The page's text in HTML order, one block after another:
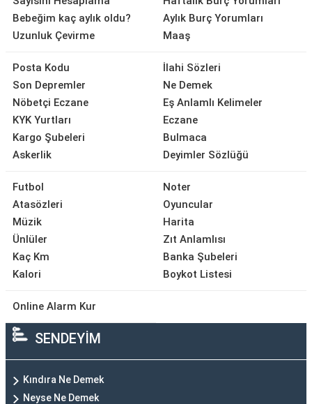
Bebeğim kaç aylık oldu?
Uzunluk Çevirme
Aylık Burç Yorumları
Maaş
Posta Kodu
Son Depremler
Nöbetçi Eczane
KYK Yurtları
Kargo Şubeleri
Askerlik
İlahi Sözleri
Ne Demek
Eş Anlamlı Kelimeler
Eczane
Bulmaca
Deyimler Sözlüğü
Futbol
Atasözleri
Müzik
Ünlüler
Kaç Km
Kalori
Noter
Oyuncular
Harita
Zıt Anlamlısı
Banka Şubeleri
Boykot Listesi
Online Alarm Kur
SENDEYİM
Kındıra Ne Demek
Neyse Ne Demek